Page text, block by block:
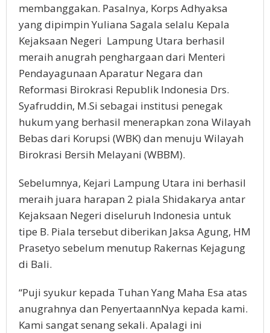
membanggakan. Pasalnya, Korps Adhyaksa
yang dipimpin Yuliana Sagala selalu Kepala
Kejaksaan Negeri Lampung Utara berhasil
meraih anugrah penghargaan dari Menteri
Pendayagunaan Aparatur Negara dan
Reformasi Birokrasi Republik Indonesia Drs.
Syafruddin, M.Si sebagai institusi penegak
hukum yang berhasil menerapkan zona Wilayah
Bebas dari Korupsi (WBK) dan menuju Wilayah
Birokrasi Bersih Melayani (WBBM).
Sebelumnya, Kejari Lampung Utara ini berhasil
meraih juara harapan 2 piala Shidakarya antar
Kejaksaan Negeri diseluruh Indonesia untuk
tipe B. Piala tersebut diberikan Jaksa Agung, HM
Prasetyo sebelum menutup Rakernas Kejagung
di Bali.
“Puji syukur kepada Tuhan Yang Maha Esa atas
anugrahnya dan PenyertaannNya kepada kami.
Kami sangat senang sekali. Apalagi ini